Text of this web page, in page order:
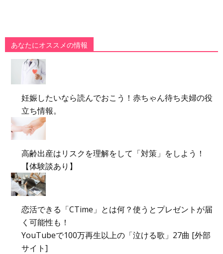
あなたにオススメの情報
妊娠したいなら読んでおこう！赤ちゃん待ち夫婦の役
立ち情報。
高齢出産はリスクを理解をして「対策」をしよう！
【体験談あり】
恋活できる「CTime」とは何？使うとプレゼントが届
く可能性も！
YouTubeで100万再生以上の「泣ける歌」27曲 [外部
サイト]